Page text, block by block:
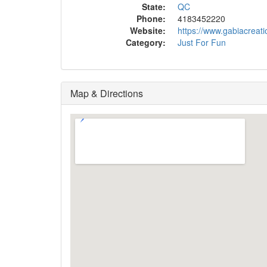
State:
QC
Phone:
4183452220
Website:
https://
Category:
Just For Fun
Map & Directions